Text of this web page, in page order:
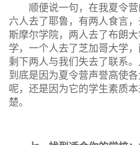
顺便说一句，在我夏令营
六人去了耶鲁，有两人食言
斯摩尔学院，两人去了布朗
学，一个人去了芝加哥大学，
剩下两人与我们失去了联系
到底是因为夏令营声誉高使
呢，还是因为它的学生素质
楚。